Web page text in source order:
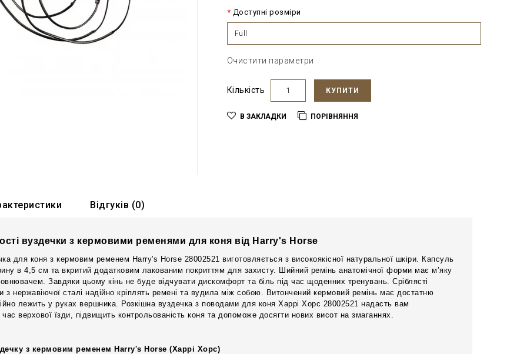
Доступні розміри
Full
Очистити параметри
Кількість КУПИТИ
В ЗАКЛАДКИ ПОРІВНЯННЯ
Відгуків (0)
вуздечки з кермовими ременями для коня від Harry's Horse
для коня з кермовим ременем Harry's Horse 28002521 виготовляється з високоякісної натуральної шкіри. Капсуль
в 4,5 см та вкритий додатковим лакованим покриттям для захисту. Шийний ремінь анатомічної форми має м’яку
Завдяки цьому кінь не буде відчувати дискомфорт та біль під час щоденних тренувань. Сріблясті
з нержавіючої сталі надійно кріплять ремені та вудила між собою. Витончений кермовий ремінь має достатню
лежить у руках вершника. Розкішна вуздечка з поводами для коня Харрі Хорс 28002521 надасть вам
час верхової їзди, підвищить контрольованість коня та допоможе досягти нових висот на змаганнях.
з кермовим ременем Harry's Horse (Харрі Хорс)